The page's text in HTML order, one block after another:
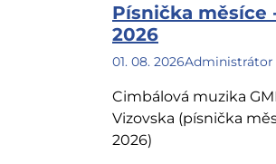
Písnička měsíce
2026
01. 08. 2026Administrátor
Cimbálová muzika
Vizovska (písnička
2026)